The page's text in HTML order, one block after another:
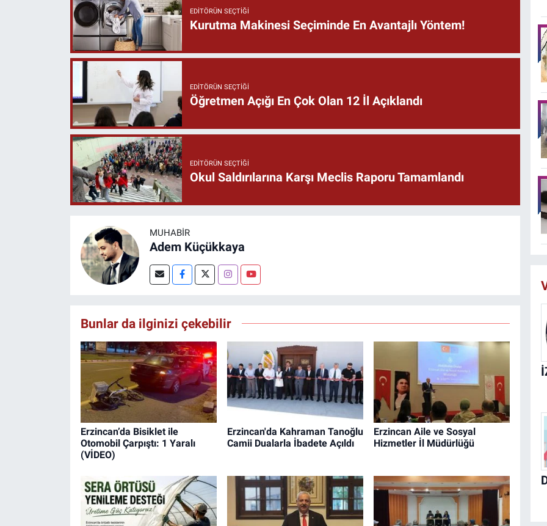
EDITÖRÜN SEÇTIĞI
Kurutma Makinesi Seçiminde En Avantajlı Yöntem!
EDITÖRÜN SEÇTIĞI
Öğretmen Açığı En Çok Olan 12 İl Açıklandı
EDITÖRÜN SEÇTIĞI
Okul Saldırılarına Karşı Meclis Raporu Tamamlandı
MUHABIR
Adem Küçükkaya
Bunlar da ilginizi çekebilir
Erzincan’da Bisiklet ile
Otomobil Çarpıştı: 1 Yaralı
(VİDEO)
Erzincan'da Kahraman Tanoğlu
Camii Dualarla İbadete Açıldı
Erzincan Aile ve Sosyal
Hizmetler İl Müdürlüğü